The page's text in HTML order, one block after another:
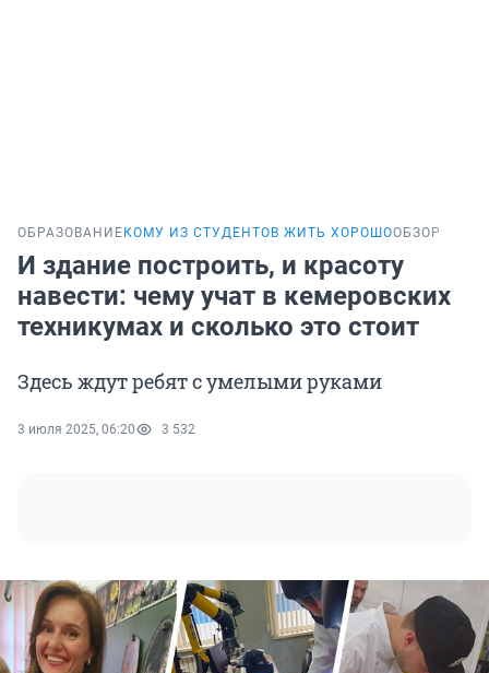
ОБРАЗОВАНИЕ КОМУ ИЗ СТУДЕНТОВ ЖИТЬ ХОРОШООБЗОР
И здание построить, и красоту
навести: чему учат в кемеровских
техникумах и сколько это стоит
Здесь ждут ребят с умелыми руками
3 июля 2025, 06:20 3 532